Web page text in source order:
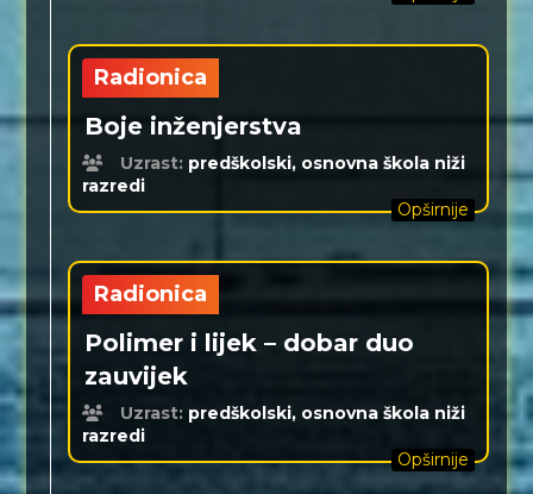
Radionica
Boje inženjerstva
Uzrast: predškolski, osnovna škola niži
razredi
Opširnije
Radionica
Polimer i lijek – dobar duo
zauvijek
Uzrast: predškolski, osnovna škola niži
razredi
Opširnije